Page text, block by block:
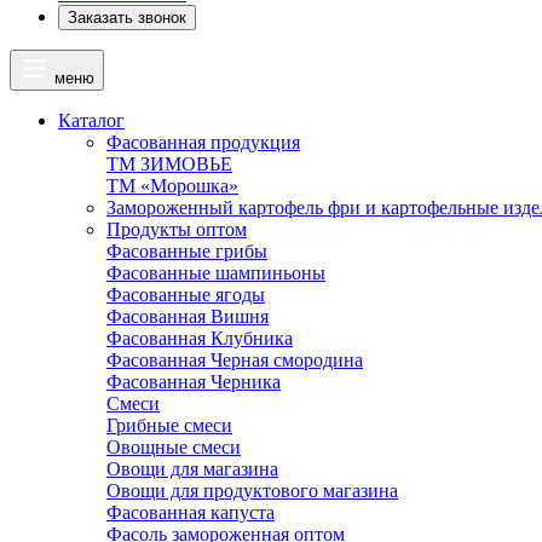
Заказать звонок
меню
Каталог
Фасованная продукция
ТМ ЗИМОВЬЕ
ТМ «Морошка»
Замороженный картофель фри и картофельные
Продукты оптом
Фасованные грибы
Фасованные шампиньоны
Фасованные ягоды
Фасованная Вишня
Фасованная Клубника
Фасованная Черная смородина
Фасованная Черника
Смеси
Грибные смеси
Овощные смеси
Овощи для магазина
Овощи для продуктового магазина
Фасованная капуста
Фасоль замороженная оптом